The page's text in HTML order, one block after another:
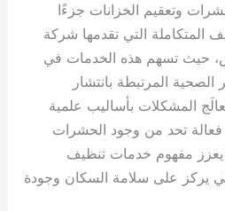
وتعقيم الخزانات جزءًا
المتكاملة التي تقدمها شركة
حيث تسهم هذه الخدمات في
المرتبطة بانتشار
المشكلات بأساليب علمية
تحد من وجود الحشرات
يعزز مفهوم خدمات تنظيف
يركز على سلامة السكان وجودة